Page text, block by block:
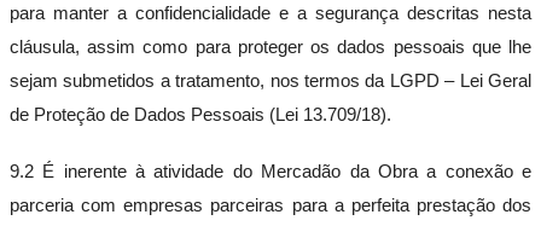
para manter a confidencialidade e a segurança descritas nesta
cláusula, assim como para proteger os dados pessoais que lhe
sejam submetidos a tratamento, nos termos da LGPD – Lei Geral
de Proteção de Dados Pessoais (Lei 13.709/18).
9.2 É inerente à atividade do Mercadão da Obra a conexão e
parceria com empresas parceiras para a perfeita prestação dos